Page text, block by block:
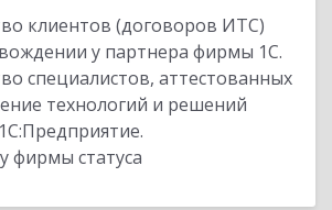
клиентов (договоров ИТС)
у партнера фирмы 1С.
специалистов, аттестованных
технологий и решений
фирмы статуса